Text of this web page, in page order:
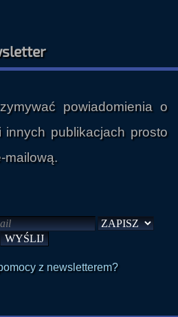
powiadomienia o
publikacjach prosto
mailową.
z newsletterem?